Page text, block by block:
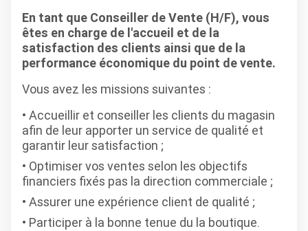
En tant que Conseiller de Vente (H/F), vous
êtes en charge de l'accueil et de la
satisfaction des clients ainsi que de la
performance économique du point de vente.
Vous avez les missions suivantes :
Accueillir et conseiller les clients du magasin
afin de leur apporter un service de qualité et
garantir leur satisfaction ;
Optimiser vos ventes selon les objectifs
financiers fixés pas la direction commerciale ;
Assurer une expérience client de qualité ;
Participer à la bonne tenue du la boutique.